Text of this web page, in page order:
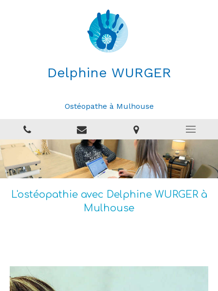
Delphine WURGER
Ostéopathe à Mulhouse
L'ostéopathie avec Delphine WURGER à
Mulhouse